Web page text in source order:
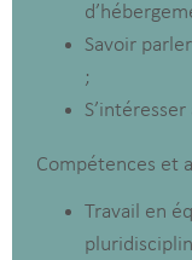
Savoir
;
Compétences et
Travail en